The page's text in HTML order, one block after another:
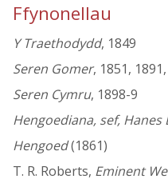
Ffynonellau
Y Traethodydd, 1849
Seren Gomer, 1851,
Seren Cymru, 1898-9
Hengoediana, sef, Hanes
Hengoed(1861)
T. R. Roberts, Eminent